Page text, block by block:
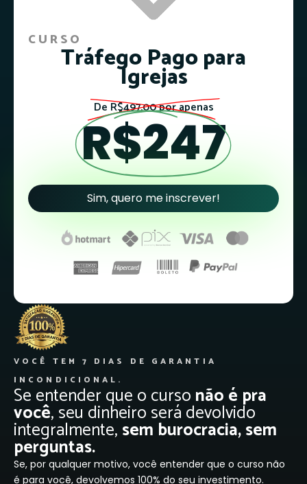
VOCÊ TEM 7 DIAS DE GARANTIA
INCONDICIONAL.
Se entender que o cursonão é pra
você, seu dinheiro será devolvido
integralmente,sem burocracia, sem
perguntas.
Se, por qualquer motivo, você entender que o curso não
é para você, devolvemos 100% do seu investimento.
Tráfego Pago para
Igrejas
CURSO
De R$497,00 por apenas
R$247
Sim, quero me inscrever!